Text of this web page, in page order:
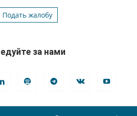
Подать жалобу
за нами